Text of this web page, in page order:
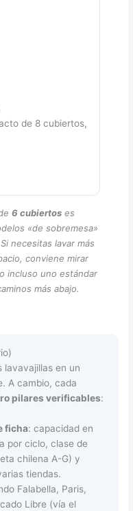
de 8 cubiertos,
6 cubiertos es
«de sobremesa»
necesitas lavar más
conviene mirar
o incluso uno estándar
más abajo.
lavavajillas en un
A cambio, cada
pilares verificables:
ficha: capacidad en
por ciclo, clase de
chilena A-G) y
tiendas.
Falabella, Paris,
Libre (vía el